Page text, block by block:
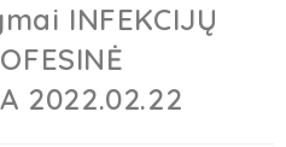
INFEKCIJŲ
2022.02.22